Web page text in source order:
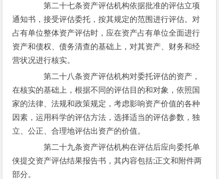
第二十七条资产评估机构依据批准的评估立项
通知书，接受评估委托，按其规定的范围进行评估。对
占有单位整体资产评估时，应在资产占有单位全面进行
资产和债权、债务清查的基础上，对其资产、财务和经
营状况进行核实。
第二十八条资产评估机构对委托评估的资产，
在核实的基础上，根据不同的评估目的和对象，依照国
家的法律、法规和政策规定，考虑影响资产价值的各种
因素，运用科学的评估方法，选择适当的评估参数，独
立、公正、合理地评估出资产的价值。
第二十九条资产评估机构在评估后应向委托单
侠提交资产评估结果报告书，其内容包括;正文和附件两
部分。